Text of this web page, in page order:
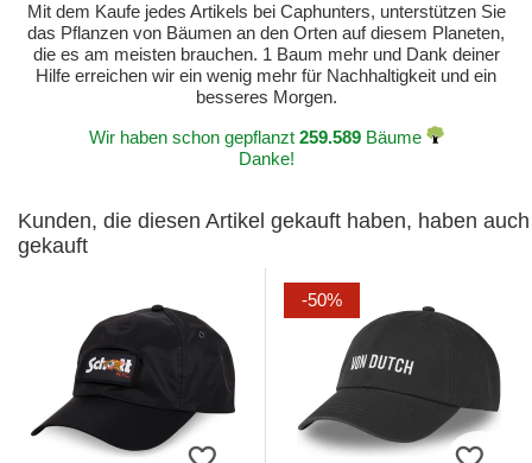
Mit dem Kaufe jedes Artikels bei Caphunters, unterstützen Sie
das Pflanzen von Bäumen an den Orten auf diesem Planeten,
die es am meisten brauchen. 1 Baum mehr und Dank deiner
Hilfe erreichen wir ein wenig mehr für Nachhaltigkeit und ein
besseres Morgen.
Wir haben schon gepflanzt 259.589Bäume
Danke!
Kunden, die diesen Artikel gekauft haben, haben auch
gekauft
-50%